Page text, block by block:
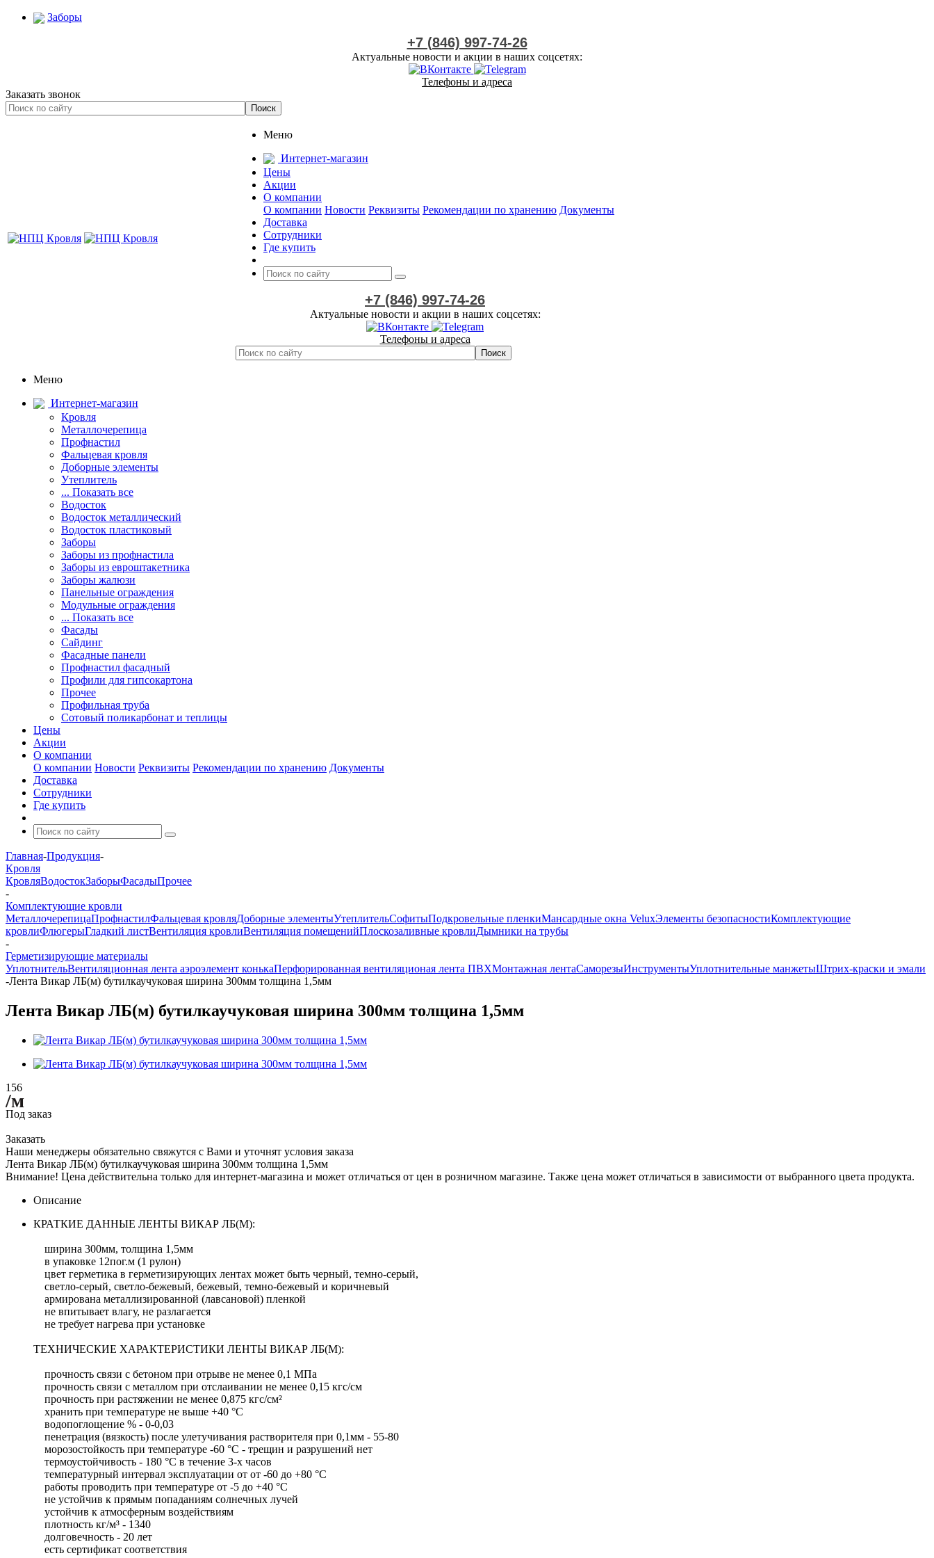
Заборы
+7 (846) 997-74-26
Актуальные новости и акции в наших соцсетях:
Телефоны и адреса
Заказать звонок
Меню
Интернет-магазин
Цены
Акции
О компании
О компании Новости Реквизиты Рекомендации по хранению Документы
Доставка
Сотрудники
Где купить
+7 (846) 997-74-26
Актуальные новости и акции в наших соцсетях:
Телефоны и адреса
Меню
Интернет-магазин
Кровля
Металлочерепица
Профнастил
Фальцевая кровля
Доборные элементы
Утеплитель
... Показать все
Водосток
Водосток металлический
Водосток пластиковый
Заборы
Заборы из профнастила
Заборы из евроштакетника
Заборы жалюзи
Панельные ограждения
Модульные ограждения
... Показать все
Фасады
Сайдинг
Фасадные панели
Профнастил фасадный
Профили для гипсокартона
Прочее
Профильная труба
Сотовый поликарбонат и теплицы
Цены
Акции
О компании
О компании Новости Реквизиты Рекомендации по хранению Документы
Доставка
Сотрудники
Где купить
Главная-Продукция-
Кровля
КровляВодостокЗаборыФасадыПрочее
-
Комплектующие кровли
МеталлочерепицаПрофнастилФальцевая кровляДоборные элементыУтеплительСофитыПодкровельные пленкиМансардные окна VeluxЭлементы безопасностиКомплектующие
кровлиФлюгерыГладкий листВентиляция кровлиВентиляция помещенийПлоскозаливные кровлиДымники на трубы
-
Герметизирующие материалы
УплотнительВентиляционная лента аэроэлемент конькаПерфорированная вентиляционая лента ПВХМонтажная лентаСаморезыИнструментыУплотнительные манжетыШтрих-краски и эмали
-Лента Викар ЛБ(м) бутилкаучуковая ширина 300мм толщина 1,5мм
Лента Викар ЛБ(м) бутилкаучуковая ширина 300мм толщина 1,5мм
156
/м
Под заказ
Заказать
Наши менеджеры обязательно свяжутся с Вами и уточнят условия заказа
Лента Викар ЛБ(м) бутилкаучуковая ширина 300мм толщина 1,5мм
Внимание! Цена действительна только для интернет-магазина и может отличаться от цен в розничном магазине. Также цена может отличаться в зависимости от выбранного цвета продукта.
Описание
КРАТКИЕ ДАННЫЕ ЛЕНТЫ ВИКАР ЛБ(М):
ширина 300мм, толщина 1,5мм
в упаковке 12пог.м (1 рулон)
цвет герметика в герметизирующих лентах может быть черный, темно-серый,
светло-серый, светло-бежевый, бежевый, темно-бежевый и коричневый
армирована металлизированной (лавсановой) пленкой
не впитывает влагу, не разлагается
не требует нагрева при установке
ТЕХНИЧЕСКИЕ ХАРАКТЕРИСТИКИ ЛЕНТЫ ВИКАР ЛБ(М):
прочность связи с бетоном при отрыве не менее 0,1 МПа
прочность связи с металлом при отслаивании не менее 0,15 кгс/см
прочность при растяжении не менее 0,875 кгс/см²
хранить при температуре не выше +40 °С
водопоглощение % - 0-0,03
пенетрация (вязкость) после улетучивания растворителя при 0,1мм - 55-80
морозостойкость при температуре -60 °С - трещин и разрушений нет
термоустойчивость - 180 °С в течение 3-х часов
температурный интервал эксплуатации от от -60 до +80 °С
работы проводить при температуре от -5 до +40 °С
не устойчив к прямым попаданиям солнечных лучей
устойчив к атмосферным воздействиям
плотность кг/м³ - 1340
долговечность - 20 лет
есть сертификат соответствия